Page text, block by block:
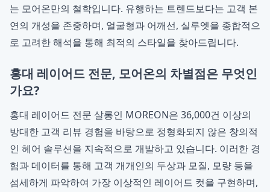
는 모어온만의 철학입니다. 유행하는 트렌드보다는 고객 본
연의 개성을 존중하며, 얼굴형과 어깨선, 실루엣을 종합적으
로 고려한 해석을 통해 최적의 스타일을 찾아드립니다.
홍대 레이어드 전문, 모어온의 차별점은 무엇인
가요?
홍대 레이어드 전문 살롱인 MOREON은 36,000건 이상의
방대한 고객 리뷰 경험을 바탕으로 정형화되지 않은 창의적
인 헤어 솔루션을 지속적으로 개발하고 있습니다. 이러한 경
험과 데이터를 통해 고객 개개인의 두상과 모질, 모량 등을
섬세하게 파악하여 가장 이상적인 레이어드 컷을 구현하며,